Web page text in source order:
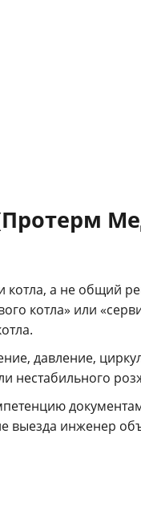
а не общий
котла» или
давление,
нестабильного
инженер